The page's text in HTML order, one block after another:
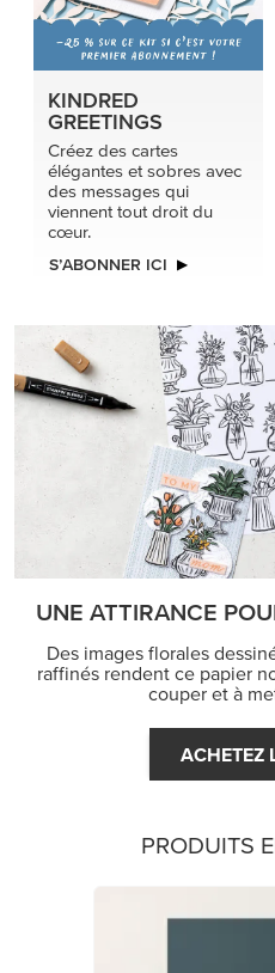
KINDRED
GREETINGS
Créez des cartes
élégantes et sobres avec
des messages qui
viennent tout droit du
cœur.
S’ABONNER ICI
UNE ATTIRANCE
Des images florales
raffinés rendent ce papier
couper et à
ACHETEZ
PRODUITS